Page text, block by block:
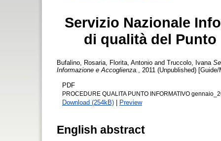
Servizio Nazionale
di qualità del
Bufalino, Rosaria Florita, Antonio and Truccolo, Ivana
Informazione e Accoglienza.
, 2011 (Unpublished)
PDF
PROCEDURE QUALITA PUNTO INFORMATIVO
Download (254kB) | Preview
English abstract